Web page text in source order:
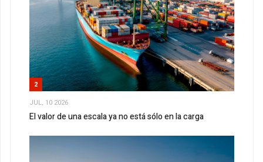
2
JUL, 10 2026
El valor de una escala ya no está sólo en la carga